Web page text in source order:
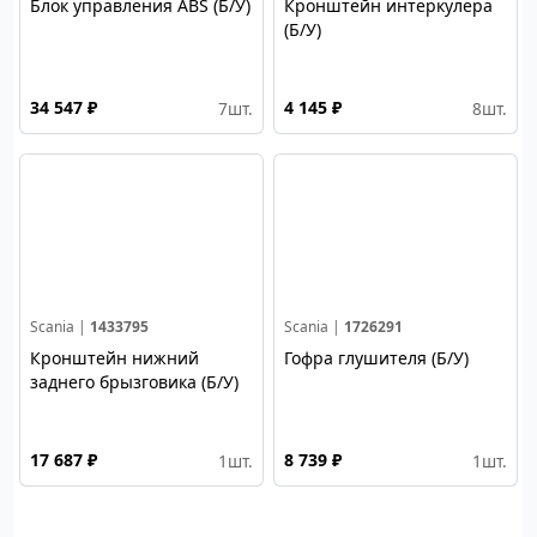
Блок управления ABS (Б/У)
34 547 ₽ 7шт.
Кронштейн интеркулера
(Б/У)
4 145 ₽ 8шт.
Scania | 1433795
Кронштейн нижний
заднего брызговика (Б/У)
17 687 ₽ 1 шт.
Scania | 1726291
Гофра глушителя (Б/У)
8 739 ₽ 1 шт.